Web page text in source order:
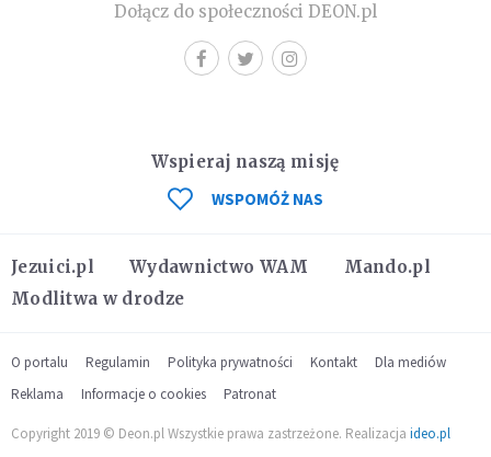
Dołącz do społeczności DEON.pl
Jezuici.pl Wydawnictwo WAM
Mando.pl
Modlitwa w drodze
Wspieraj naszą misję
WSPOMÓŻ NAS
O portalu Regulamin Polityka prywatności Kontakt
Dla mediów
Reklama
Informacje o cookies Patronat
Copyright 2019 © Deon.pl Wszystkie prawa zastrzeżone. Realizacja ideo.pl